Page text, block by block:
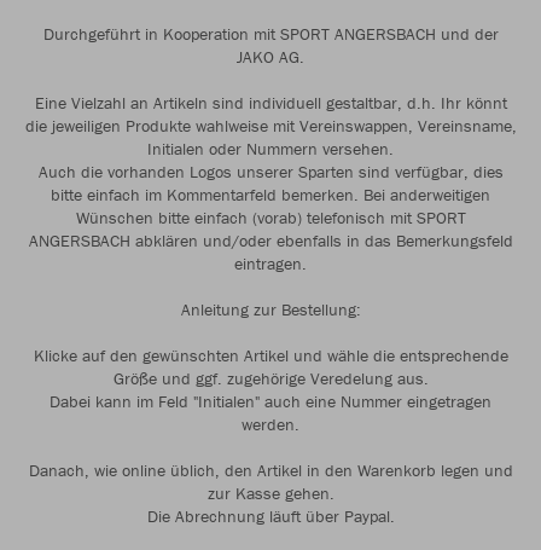
Durchgeführt in Kooperation mit SPORT ANGERSBACH und der
JAKO AG.
Eine Vielzahl an Artikeln sind individuell gestaltbar, d.h. Ihr könnt
die jeweiligen Produkte wahlweise mit Vereinswappen, Vereinsname,
Initialen oder Nummern versehen.
Auch die vorhanden Logos unserer Sparten sind verfügbar, dies
bitte einfach im Kommentarfeld bemerken. Bei anderweitigen
Wünschen bitte einfach (vorab) telefonisch mit SPORT
ANGERSBACH abklären und/oder ebenfalls in das Bemerkungsfeld
eintragen.
Anleitung zur Bestellung:
Klicke auf den gewünschten Artikel und wähle die entsprechende
Größe und ggf. zugehörige Veredelung aus.
Dabei kann im Feld "Initialen" auch eine Nummer eingetragen
werden.
Danach, wie online üblich, den Artikel in den Warenkorb legen und
zur Kasse gehen.
Die Abrechnung läuft über Paypal.